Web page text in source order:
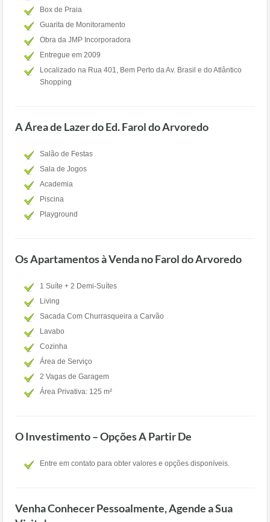
Box de Praia
Guarita de Monitoramento
Obra da JMP Incorporadora
Entregue em 2009
Localizado na Rua 401, Bem Perto da Av. Brasil e do Atlântico
Shopping
A Área de Lazer do Ed. Farol do Arvoredo
Salão de Festas
Sala de Jogos
Academia
Piscina
Playground
Os Apartamentos à Venda no Farol do Arvoredo
1 Suíte + 2 Demi-Suítes
Living
Sacada Com Churrasqueira a Carvão
Lavabo
Cozinha
Área de Serviço
2 Vagas de Garagem
Área Privativa: 125 m²
O Investimento – Opções A Partir De
Entre em contato para obter valores e opções disponíveis.
Venha Conhecer Pessoalmente, Agende a Sua